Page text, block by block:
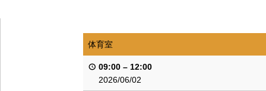
体育室
09:00 – 12:00
2026/06/02